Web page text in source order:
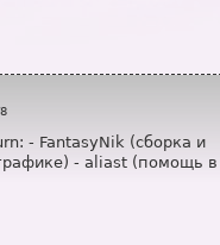
8
- FantasyNik (сборка и
- aliast (помощь в